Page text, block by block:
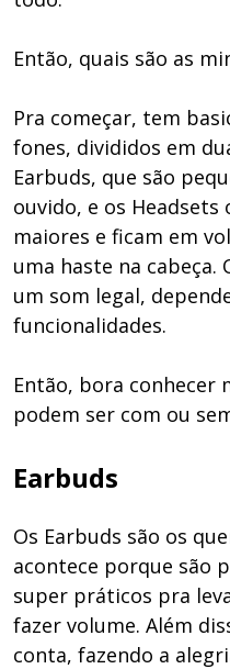
Então, quais são as
Pra começar, tem
fones, divididos em
Earbuds, que são
ouvido, e os Headsets
maiores e ficam em
uma haste na
um som legal,
funcionalidades.
Então, bora conhecer
podem ser com ou
Earbuds
Os Earbuds são os
acontece porque são
super práticos pra
fazer volume. Além
conta, fazendo a